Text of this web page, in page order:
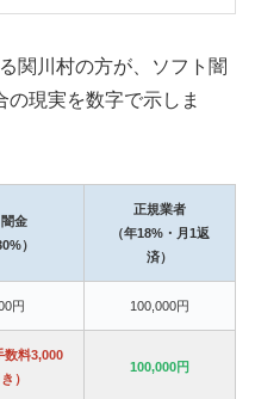
関川村の方が、ソフト闇
現実を数字で示しま
金
）
正規業者
（年18%・月1返
済）
円 100,000円
数料3,000
）
100,000円